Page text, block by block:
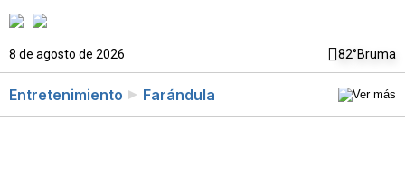
8 de agosto de 2026 82°Bruma
Entretenimiento Farándula